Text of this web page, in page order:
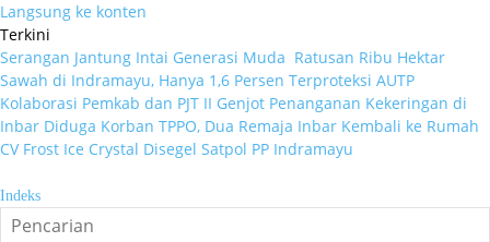
Langsung ke konten
Terkini
Serangan Jantung Intai Generasi Muda Ratusan Ribu Hektar
Sawah di Indramayu, Hanya 1,6 Persen Terproteksi AUTP
Kolaborasi Pemkab dan PJT II Genjot Penanganan Kekeringan di
Inbar Diduga Korban TPPO, Dua Remaja Inbar Kembali ke Rumah
CV Frost Ice Crystal Disegel Satpol PP Indramayu
Indeks